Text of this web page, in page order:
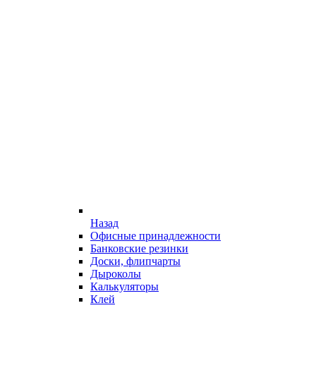
Назад
Офисные принадлежности
Банковские резинки
Доски, флипчарты
Дыроколы
Калькуляторы
Клей